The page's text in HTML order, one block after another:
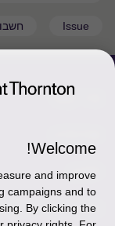
Issue
צור קשר
כניסה לעובדים -
אודותינו
זיכרון והנצחה
תקנון
מדיניות הפרטיות
עקבו אחרינו
Welcome!
and improve
campaigns and to
By clicking the